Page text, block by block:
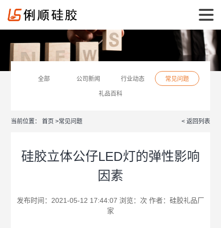
全部 公司新闻 行业动态 常见问题
礼品百科
当前位置： 首页>常见问题 < 返回列表
硅胶立体公仔LED灯的弹性影响
因素
发布时间：2021-05-12 17:44:07 浏览： 次 作者： 硅胶礼品厂
家